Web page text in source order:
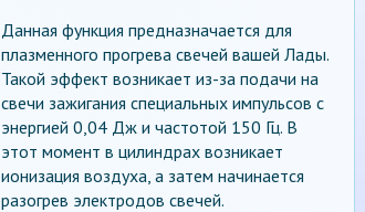
Данная функция предназначается для
плазменного прогрева свечей вашей Лады.
Такой эффект возникает из-за подачи на
свечи зажигания специальных импульсов с
энергией 0,04 Дж и частотой 150 Гц. В
этот момент в цилиндрах возникает
ионизация воздуха, а затем начинается
разогрев электродов свечей.